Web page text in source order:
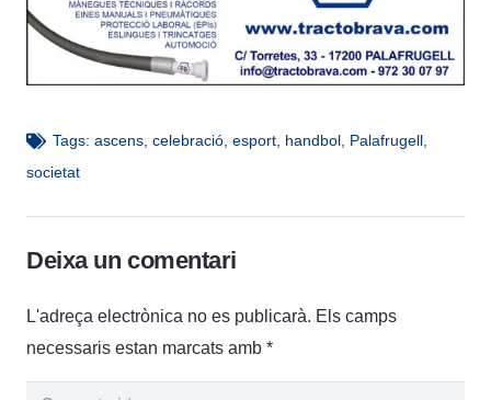
Tags: ascens, celebració, esport, handbol, Palafrugell,
societat
Deixa un comentari
L'adreça electrònica no es publicarà. Els camps
necessaris estan marcats amb *